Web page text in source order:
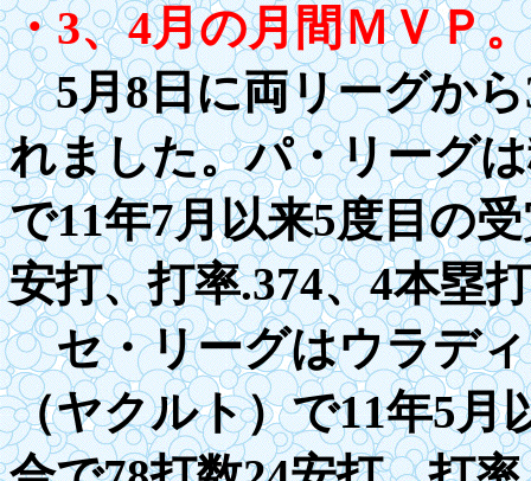
・3、4月の月間ＭＶＰ。
5月8日に両リーグから
れました。パ・リーグ
で11年7月以来5度目の
安打、打率.374、4本塁
セ・リーグはウラディ
（ヤクルト）で11年5月